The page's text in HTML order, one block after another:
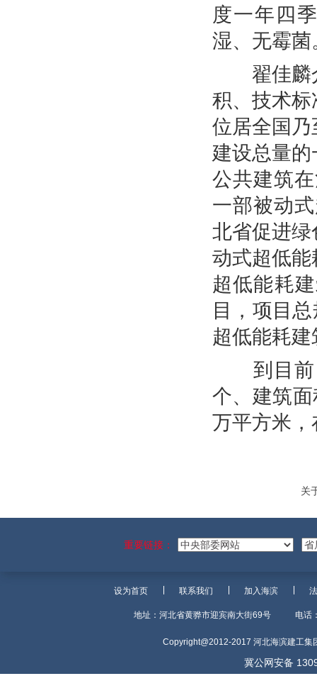
度一年四
湿、无霉菌
翟佳麟介
积、技术
位居全国
建设总量
公共建筑
一部被动
北省促进
动式超低
超低能耗
目，项目
超低能耗
到目前，
个、建筑
万平方米
关
重要链接：
设为首页 联系我们 加入海滨
地址：河北省黄骅市迎宾南大街69号 电话
Copyright@2012-2017 河北海滨建工集
冀公网安备